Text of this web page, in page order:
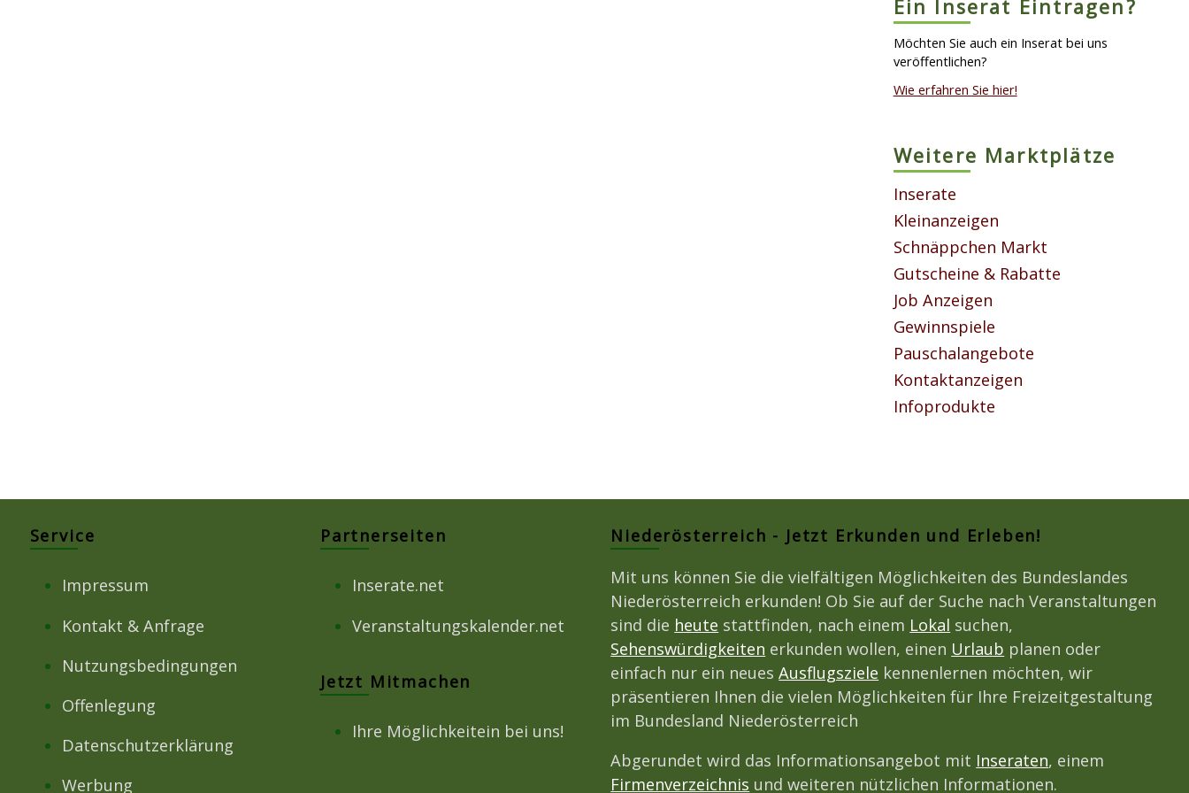
Ein Inserat Eintragen?
Möchten Sie auch ein Inserat bei uns
veröffentlichen?
Wie erfahren Sie hier!
Weitere Marktplätze
Inserate
Kleinanzeigen
Schnäppchen Markt
Gutscheine & Rabatte
Job Anzeigen
Gewinnspiele
Pauschalangebote
Kontaktanzeigen
Infoprodukte
Service
Impressum
Kontakt & Anfrage
Nutzungsbedingungen
Offenlegung
Datenschutzerklärung
Werbung
Partnerseiten
Inserate.net
Veranstaltungskalender.net
Jetzt Mitmachen
Ihre Möglichkeitein bei uns!
Niederösterreich - Jetzt Erkunden und Erleben!
Mit uns können Sie die vielfältigen Möglichkeiten des Bundeslandes
Niederösterreich erkunden! Ob Sie auf der Suche nach Veranstaltungen
sind die heute stattfinden, nach einem Lokal suchen,
Sehenswürdigkeiten erkunden wollen, einen Urlaub planen oder
einfach nur ein neuesAusflugsziele kennenlernen möchten, wir
präsentieren Ihnen die vielen Möglichkeiten für Ihre Freizeitgestaltung
im Bundesland Niederösterreich
Abgerundet wird das Informationsangebot mit Inseraten, einem
Firmenverzeichnis und weiteren nützlichen Informationen.